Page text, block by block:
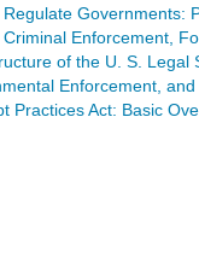
Governments:
Criminal Enforcement,
of the U. S.
Enforcement,
Practices Act: Basic